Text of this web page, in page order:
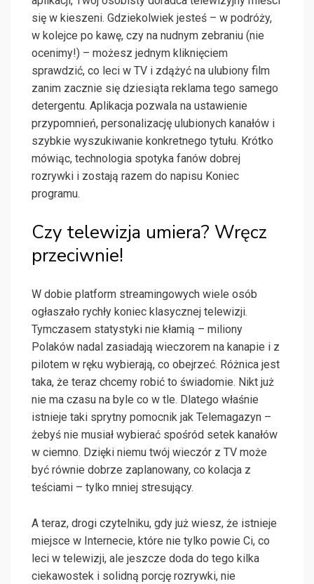
się w kieszeni. Gdziekolwiek jesteś – w podróży,
w kolejce po kawę, czy na nudnym zebraniu (nie
ocenimy!) – możesz jednym kliknięciem
sprawdzić, co leci w TV i zdążyć na ulubiony film
zanim zacznie się dziesiąta reklama tego samego
detergentu. Aplikacja pozwala na ustawienie
przypomnień, personalizację ulubionych kanałów i
szybkie wyszukiwanie konkretnego tytułu. Krótko
mówiąc, technologia spotyka fanów dobrej
rozrywki i zostają razem do napisu Koniec
programu.
Czy telewizja umiera? Wręcz
przeciwnie!
W dobie platform streamingowych wiele osób
ogłaszało rychły koniec klasycznej telewizji.
Tymczasem statystyki nie kłamią – miliony
Polaków nadal zasiadają wieczorem na kanapie i z
pilotem w ręku wybierają, co obejrzeć. Różnica jest
taka, że teraz chcemy robić to świadomie. Nikt już
nie ma czasu na byle co w tle. Dlatego właśnie
istnieje taki sprytny pomocnik jak Telemagazyn –
żebyś nie musiał wybierać spośród setek kanałów
w ciemno. Dzięki niemu twój wieczór z TV może
być równie dobrze zaplanowany, co kolacja z
teściami – tylko mniej stresujący.
A teraz, drogi czytelniku, gdy już wiesz, że istnieje
miejsce w Internecie, które nie tylko powie Ci, co
leci w telewizji, ale jeszcze doda do tego kilka
ciekawostek i solidną porcję rozrywki, nie